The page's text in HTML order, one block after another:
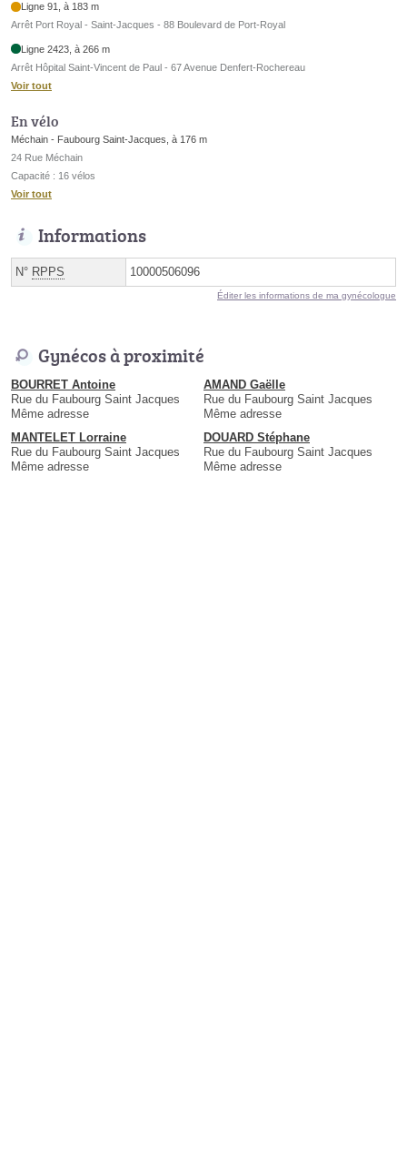
Ligne 91, à 183 m
Arrêt Port Royal - Saint-Jacques - 88 Boulevard de Port-Royal
Ligne 2423, à 266 m
Arrêt Hôpital Saint-Vincent de Paul - 67 Avenue Denfert-Rochereau
Voir tout
En vélo
Méchain - Faubourg Saint-Jacques, à 176 m
24 Rue Méchain
Capacité : 16 vélos
Voir tout
Informations
N° RPPS 10000506096
Éditer les informations de ma gynécologue
Gynécos à proximité
BOURRET Antoine
Rue du Faubourg Saint Jacques
Même adresse
AMAND Gaëlle
Rue du Faubourg Saint Jacques
Même adresse
MANTELET Lorraine
Rue du Faubourg Saint Jacques
Même adresse
DOUARD Stéphane
Rue du Faubourg Saint Jacques
Même adresse